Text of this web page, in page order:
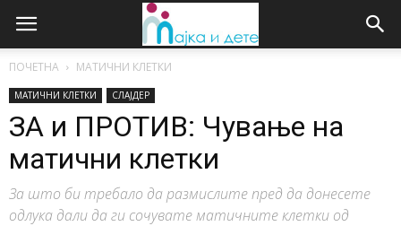
ПОЧЕТНА МАТИЧНИ КЛЕТКИ
МАТИЧНИ КЛЕТКИ СЛАЈДЕР
ЗА и ПРОТИВ: Чување на
матични клетки
За што би требало да размислите пред да донесете
одлука дали да ги сочувате матичните клетки од